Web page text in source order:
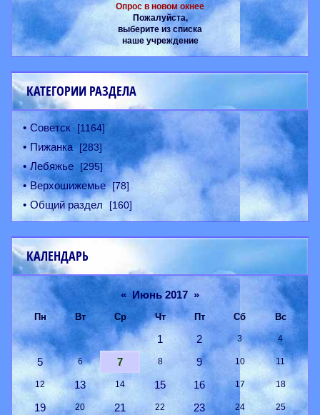
Опрос в новом окнее
Пожалуйста,
выберите из списка
наше учреждение
КАТЕГОРИИ РАЗДЕЛА
Советск [1164]
Пижанка [283]
Лебяжье [295]
Верхошижемье [78]
Общий раздел [160]
КАЛЕНДАРЬ
« Июнь 2017 »
Пн Вт Ср Чт Пт Сб Вс
1 2 3 4
5 6 7 8 9 10 11
12 13 14 15 16 17 18
19 20 21 22 23 24 25